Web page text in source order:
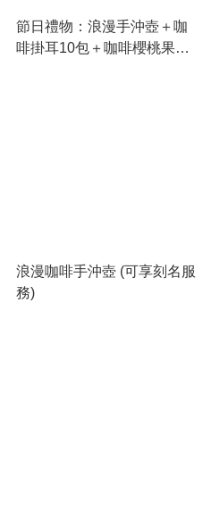
節日禮物：浪漫手沖壺＋咖
啡掛耳10包＋咖啡櫻桃果皮
浪漫咖啡手沖壺 (可享刻名服
務)